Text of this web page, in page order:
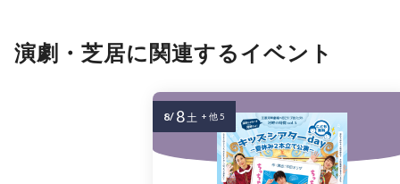
演劇・芝居に関連するイベント
8/ 8土 + 他 5